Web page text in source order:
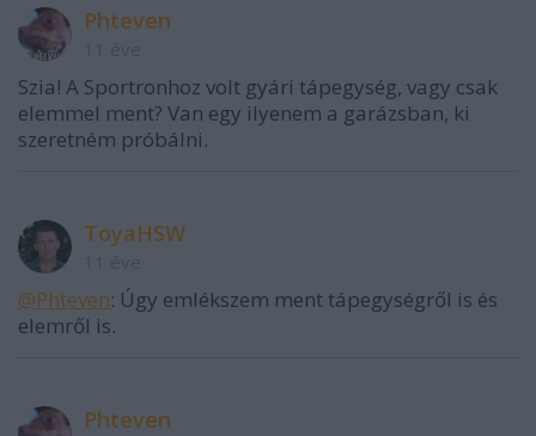
Phteven
Szia! A Sportronhoz volt gyári tápegység, vagy csak
elemmel ment? Van egy ilyenem a garázsban, ki
szeretném próbálni.
ToyaHSW
@Phteven: Úgy emlékszem ment tápegységről is és
elemről is.
Phteven